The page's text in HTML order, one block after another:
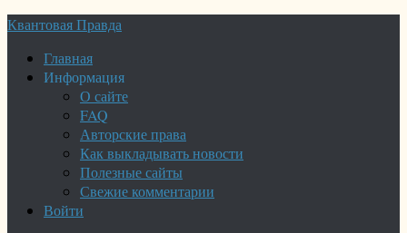
Квантовая Правда
Главная
Информация
О сайте
FAQ
Авторские права
Как выкладывать новости
Полезные сайты
Свежие комментарии
Войти